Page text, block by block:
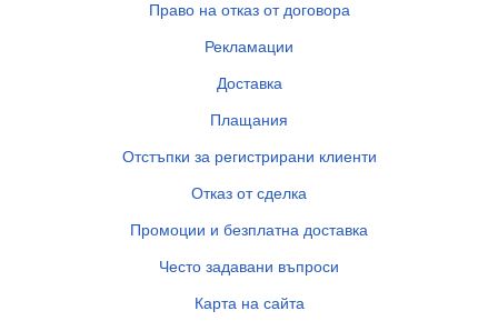
Право на отказ от договора
Рекламации
Доставка
Плащания
Отстъпки за регистрирани клиенти
Отказ от сделка
Промоции и безплатна доставка
Често задавани въпроси
Карта на сайта